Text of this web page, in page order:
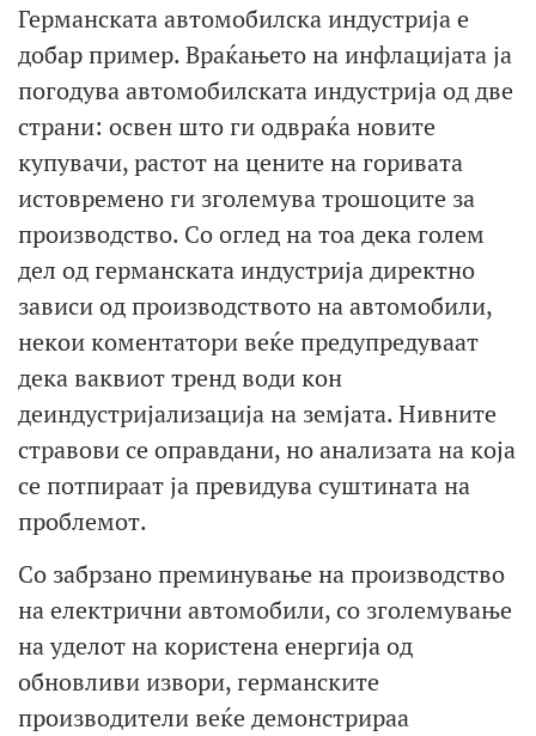
Германската автомобилска индустрија е
добар пример. Враќањето на инфлацијата ја
погодува автомобилската индустрија од две
страни: освен што ги одвраќа новите
купувачи, растот на цените на горивата
истовремено ги зголемува трошоците за
производство. Со оглед на тоа дека голем
дел од германската индустрија директно
зависи од производството на автомобили,
некои коментатори веќе предупредуваат
дека ваквиот тренд води кон
деиндустријализација на земјата. Нивните
стравови се оправдани, но анализата на која
се потпираат ја превидува суштината на
проблемот.
Со забрзано преминување на производство
на електрични автомобили, со зголемување
на уделот на користена енергија од
обновливи извори, германските
производители веќе демонстрираа